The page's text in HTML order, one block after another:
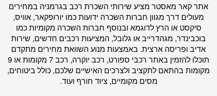
אתרקאר מאסטר מציע שירותי השכרת רכב בגרמניה במחירים
מעולים דרך מגוון חברות השכרה ידועות כמו יורופקאר, אוויס,
סיקסט או הרץ לדוגמא ובנוסף חברות השכרה מקומיות כמו
בוכבינדר, מגהדרייב או גלובל, המציעות רכבים חדשים, שירות
אדיב ופריסה ארצית. באמצעות מנוע השוואת מחירים מתקדם
תוכלו להזמין באתר רכבי ספורט, רכב יוקרה, רכב 7 מקומות או 9
מקומות בהתאם לתקציב ולצרכים האישיים שלכם, כולל ביטוחים,
מסים מקומיים, ציוד חורף ועוד.